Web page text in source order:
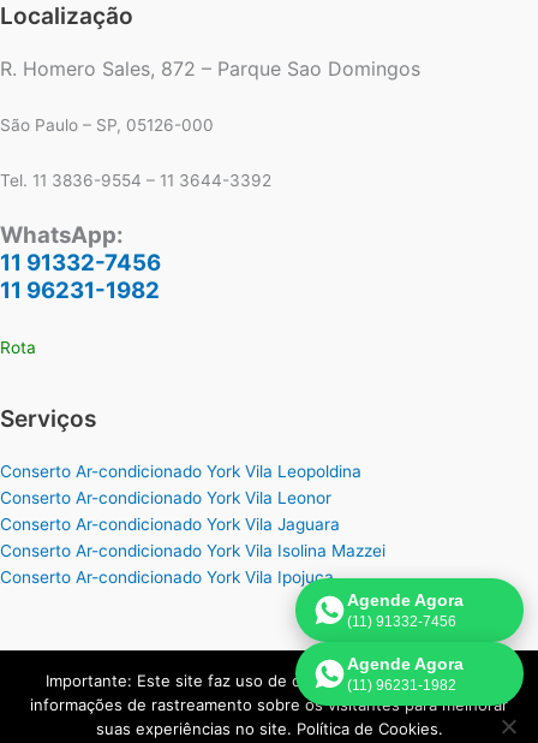
Localização
R. Homero Sales, 872 – Parque Sao Domingos
São Paulo – SP, 05126-000
Tel. 11 3836-9554 – 11 3644-3392
WhatsApp:
11 91332-7456
11 96231-1982
Rota
Serviços
Conserto Ar-condicionado York Vila Leopoldina
Conserto Ar-condicionado York Vila Leonor
Conserto Ar-condicionado York Vila Jaguara
Conserto Ar-condicionado York Vila Isolina Mazzei
Conserto Ar-condicionado York Vila Ipojuca
Copyright © 2026 York Assistência Ar-Condicionado | Criado por:
Página de Venda.
Agende Agora
(11) 91332-7456
Agende Agora
(11) 96231-1982
Importante: Este site faz uso de cookies que podem conter
informações de rastreamento sobre os visitantes para melhorar
suas experiências no site. Política de Cookies.